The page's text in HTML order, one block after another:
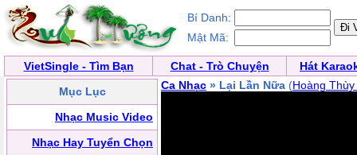
Bí Danh:
Mật Mã:
VietSingle - Tìm Bạn Chat - Trò Chuyện
Hát
Mục Lục
Nhạc Music Video
Nhạc Hay Tuyển Chọn
Ca Nhạc » Lại Lần Nữa (Hoàng